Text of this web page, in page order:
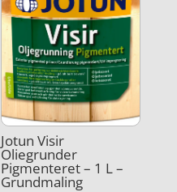
Jotun Visir
Oliegrunder
Pigmenteret – 1 L –
Grundmaling